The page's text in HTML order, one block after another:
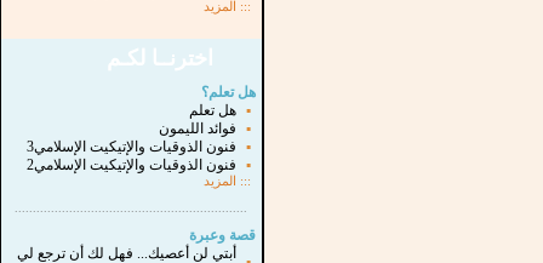
::: المزيد
اخترنــا لكـم
هل تعلم؟
▪
هل تعلم
▪
فوائد الليمون
▪
فنون الذوقيات والإتيكيت الإسلامي3
▪
فنون الذوقيات والإتيكيت الإسلامي2
:::
المزيد
قصة وعبرة
أبتي لن أعصيك... فهل لك أن ترجع لي